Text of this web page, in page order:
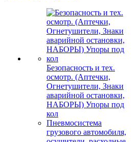
Безопасность и тех.
осмотр. (Аптечки,
Огнетушители, Знаки
аварийной остановки,
НАБОРЫ) Упоры под
кол
Пневмосистема
грузового автомобиля,